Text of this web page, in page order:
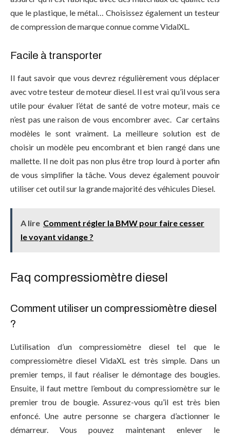
que le plastique, le métal… Choisissez également un testeur
de compression de marque connue comme VidalXL.
Facile à transporter
Il faut savoir que vous devrez régulièrement vous déplacer
avec votre testeur de moteur diesel. Il est vrai qu’il vous sera
utile pour évaluer l’état de santé de votre moteur, mais ce
n’est pas une raison de vous encombrer avec. Car certains
modèles le sont vraiment. La meilleure solution est de
choisir un modèle peu encombrant et bien rangé dans une
mallette. Il ne doit pas non plus être trop lourd à porter afin
de vous simplifier la tâche. Vous devez également pouvoir
utiliser cet outil sur la grande majorité des véhicules Diesel.
A lire Comment régler la BMW pour faire cesser
le voyant vidange ?
Faq compressiomètre diesel
Comment utiliser un compressiomètre diesel
?
L’utilisation d’un compressiomètre diesel tel que le
compressiomètre diesel VidaXL est très simple. Dans un
premier temps, il faut réaliser le démontage des bougies.
Ensuite, il faut mettre l’embout du compressiomètre sur le
premier trou de bougie. Assurez-vous qu’il est très bien
enfoncé. Une autre personne se chargera d’actionner le
démarreur. Vous pouvez maintenant enlever le